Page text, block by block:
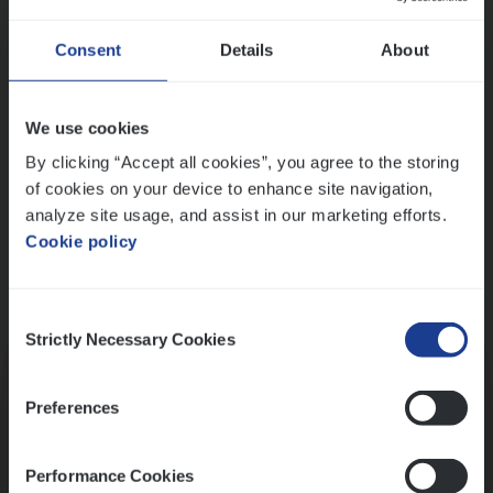
Consent Details About
We use cookies
By clicking “Accept all cookies”, you agree to the storing
of cookies on your device to enhance site navigation,
analyze site usage, and assist in our marketing efforts.
Cookie policy
Selection
Strictly Necessary Cookies
Preferences
Performance Cookies
Ons sollicitatieproces